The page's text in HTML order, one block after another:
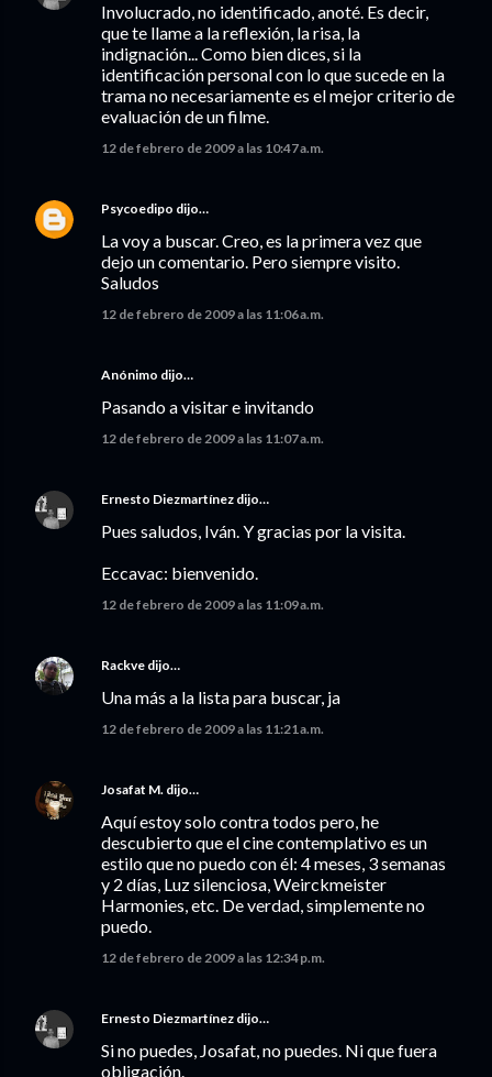
Involucrado, no identificado, anoté. Es decir,
que te llame a la reflexión, la risa, la
indignación... Como bien dices, si la
identificación personal con lo que sucede en la
trama no necesariamente es el mejor criterio de
evaluación de un filme.
12 de febrero de 2009 a las 10:47 a.m.
Psycoedipo dijo…
La voy a buscar. Creo, es la primera vez que
dejo un comentario. Pero siempre visito.
Saludos
12 de febrero de 2009 a las 11:06 a.m.
Anónimo dijo…
Pasando a visitar e invitando
12 de febrero de 2009 a las 11:07 a.m.
Ernesto Diezmartínez dijo…
Pues saludos, Iván. Y gracias por la visita.
Eccavac: bienvenido.
12 de febrero de 2009 a las 11:09 a.m.
Rackve dijo…
Una más a la lista para buscar, ja
12 de febrero de 2009 a las 11:21 a.m.
Josafat M. dijo…
Aquí estoy solo contra todos pero, he
descubierto que el cine contemplativo es un
estilo que no puedo con él: 4 meses, 3 semanas
y 2 días, Luz silenciosa, Weirckmeister
Harmonies, etc. De verdad, simplemente no
puedo.
12 de febrero de 2009 a las 12:34 p.m.
Ernesto Diezmartínez dijo…
Si no puedes, Josafat, no puedes. Ni que fuera
obligación.